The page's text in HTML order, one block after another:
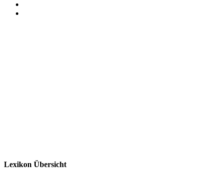
Lexikon Übersicht